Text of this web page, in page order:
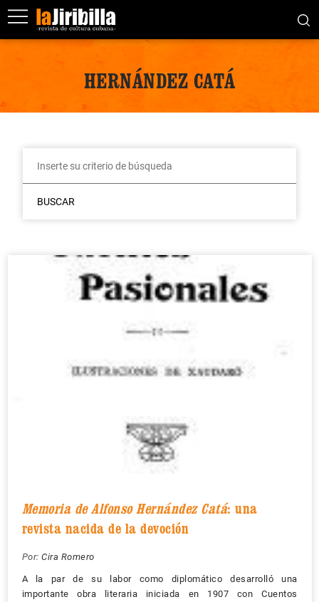
HERNÁNDEZ CATÁ
BUSCAR
Memoria de Alfonso Hernández Catá: una
revista nacida de la devoción
Por: Cira Romero
A la par de su labor como diplomático desarrolló una
importante obra literaria iniciada en 1907 con Cuentos